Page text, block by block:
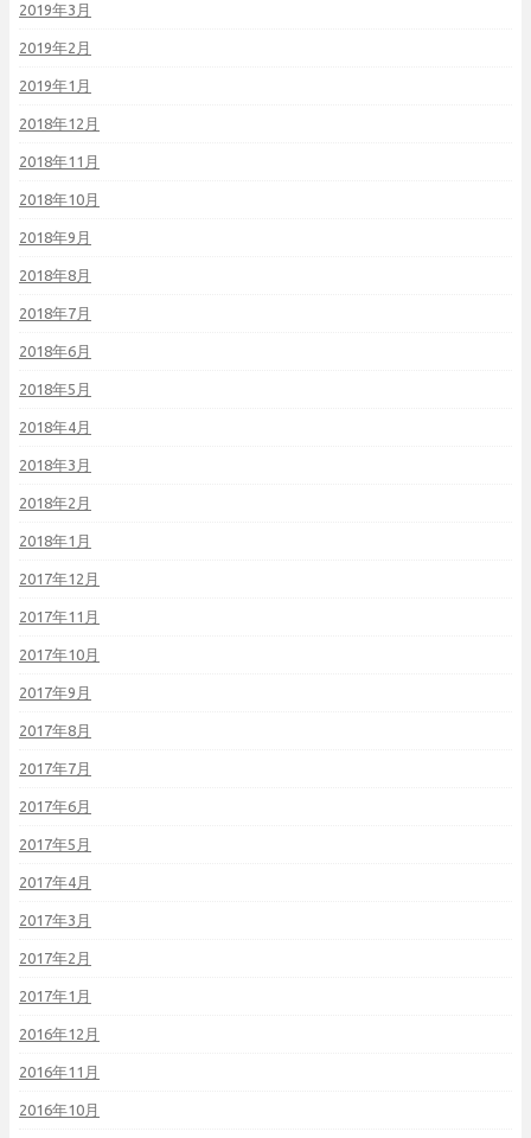
2019年3月
2019年2月
2019年1月
2018年12月
2018年11月
2018年10月
2018年9月
2018年8月
2018年7月
2018年6月
2018年5月
2018年4月
2018年3月
2018年2月
2018年1月
2017年12月
2017年11月
2017年10月
2017年9月
2017年8月
2017年7月
2017年6月
2017年5月
2017年4月
2017年3月
2017年2月
2017年1月
2016年12月
2016年11月
2016年10月